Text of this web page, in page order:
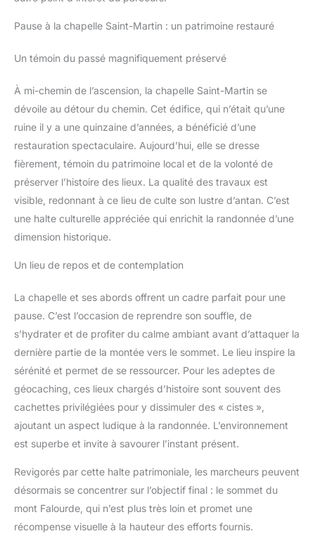
déclenche au son de la voix. Les enfants peuvent être ainsi à
Pause à la chapelle Saint-Martin : un patrimoine restauré
Un témoin du passé magnifiquement préservé
À mi-chemin de l’ascension, la chapelle Saint-Martin se
dévoile au détour du chemin. Cet édifice, qui n’était qu’une
ruine il y a une quinzaine d’années, a bénéficié d’une
restauration spectaculaire. Aujourd’hui, elle se dresse
fièrement, témoin du patrimoine local et de la volonté de
préserver l’histoire des lieux. La qualité des travaux est
visible, redonnant à ce lieu de culte son lustre d’antan. C’est
une halte culturelle appréciée qui enrichit la randonnée d’une
dimension historique.
Un lieu de repos et de contemplation
La chapelle et ses abords offrent un cadre parfait pour une
pause. C’est l’occasion de reprendre son souffle, de
s’hydrater et de profiter du calme ambiant avant d’attaquer la
dernière partie de la montée vers le sommet. Le lieu inspire la
sérénité et permet de se ressourcer. Pour les adeptes de
géocaching, ces lieux chargés d’histoire sont souvent des
cachettes privilégiées pour y dissimuler des « cistes »,
ajoutant un aspect ludique à la randonnée. L’environnement
est superbe et invite à savourer l’instant présent.
Revigorés par cette halte patrimoniale, les marcheurs peuvent
désormais se concentrer sur l’objectif final : le sommet du
mont Falourde, qui n’est plus très loin et promet une
récompense visuelle à la hauteur des efforts fournis.